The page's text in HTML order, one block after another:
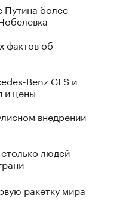
Путина более
фактов об
Benz GLS и
и цены
внедрении
людей
ракетку мира